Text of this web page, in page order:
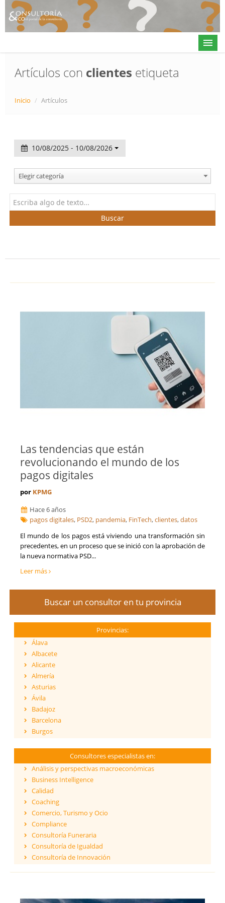
Contacto
𝕏
Artículos con clientes etiqueta
Inicio / Artículos
10/08/2025 - 10/08/2026
Elegir categoría
Buscar
Las tendencias que están
revolucionando el mundo de los
pagos digitales
por KPMG
Hace 6 años
pagos digitales, PSD2, pandemia, FinTech,clientes,datos
​El mundo de los pagos está viviendo una transformación sin
precedentes, en un proceso que se inició con la aprobación de
la nueva normativa PSD...
Leer más
Buscar un consultor en tu provincia
Provincias:
Álava
Albacete
Alicante
Almería
Asturias
Ávila
Badajoz
Barcelona
Burgos
Cantabria
Castellón
Ceuta
Ciudad Real
Córdoba
Cuenca
Girona
Granada
Guadalajara
Islas Baleares
Consultores especialistas en:
Análisis y perspectivas macroeconómicas
Business Intelligence
Calidad
Coaching
Comercio, Turismo y Ocio
Compliance
Consultoría Funeraria
Consultoría de Igualdad
Consultoría de Innovación